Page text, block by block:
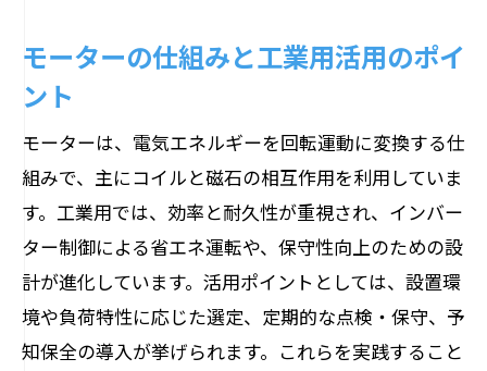
2p4pモーターの寿命や性能の傾向を解説
最新動向に学ぶモーター選びのコツ
産業用モーター市場の最新動向を押さえ
る
パナソニックモータ撤退が与える影響と
は
モーターメーカーランキングから見る選
び方
最新技術を用いたモーター選定のポイン
モーターの仕組みと工業用活用のポイ
ント
モーターは、電気エネルギーを回転運動に変換する仕
組みで、主にコイルと磁石の相互作用を利用していま
す。工業用では、効率と耐久性が重視され、インバー
ター制御による省エネ運転や、保守性向上のための設
計が進化しています。活用ポイントとしては、設置環
境や負荷特性に応じた選定、定期的な点検・保守、予
知保全の導入が挙げられます。これらを実践すること